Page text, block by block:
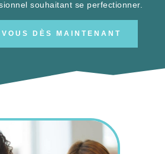
souhaitant se perfectionner.
DÈS MAINTENANT